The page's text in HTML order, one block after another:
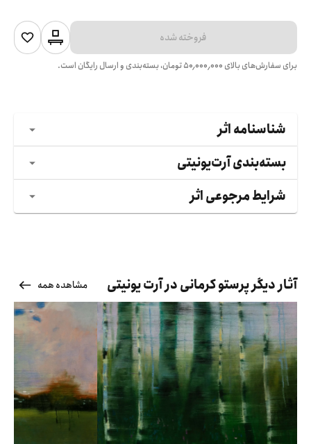
فروخته شده
برای سفارش‌های بالای ۵۰٬۰۰۰٬۰۰۰تومان، بسته‌بندی و ارسال رایگان است.
شناسنامه اثر
بسته‌بندی آرت‌یونیتی
شرایط مرجوعی اثر
آثار دیگر پرستو کرمانی در آرت یونیتی مشاهده همه